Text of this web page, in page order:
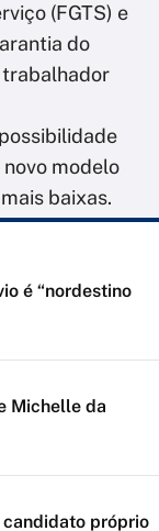
(FGTS) e
do
trabalhador
modelo
baixas.
é “nordestino
Michelle da
próprio